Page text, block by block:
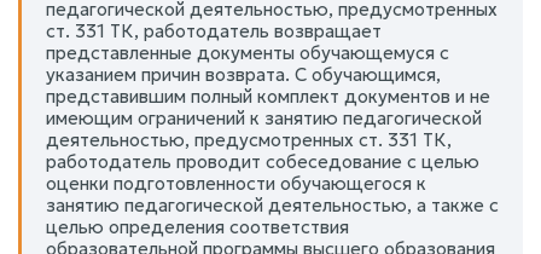
педагогической деятельностью, предусмотренных
ст. 331 ТК, работодатель возвращает
представленные документы обучающемуся с
указанием причин возврата. С обучающимся,
представившим полный комплект документов и не
имеющим ограничений к занятию педагогической
деятельностью, предусмотренных ст. 331 ТК,
работодатель проводит собеседование с целью
оценки подготовленности обучающегося к
занятию педагогической деятельностью, а также с
целью определения соответствия
образовательной программы высшего образования